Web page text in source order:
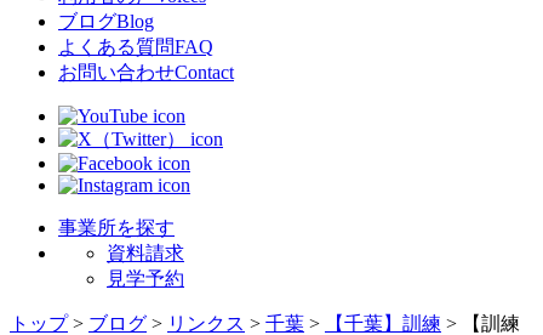
ブログBlog
よくある質問FAQ
お問い合わせContact
事業所を探す
資料請求
見学予約
トップ> ブログ > リンクス > 千葉 > 【千葉】訓練 >
【訓練